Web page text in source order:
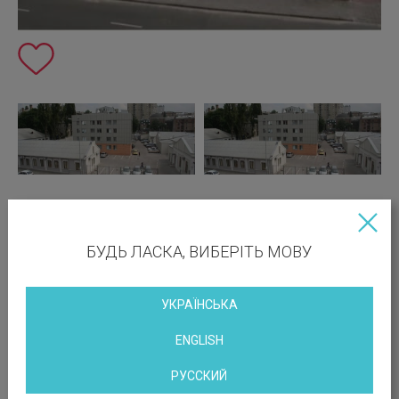
Печатать эту страницу
с парковкой
МЕСТОПОЛОЖЕНИЕ ОБЪЕКТА
БУДЬ ЛАСКА, ВИБЕРІТЬ МОВУ
УКРАЇНСЬКА
ENGLISH
РУССКИЙ